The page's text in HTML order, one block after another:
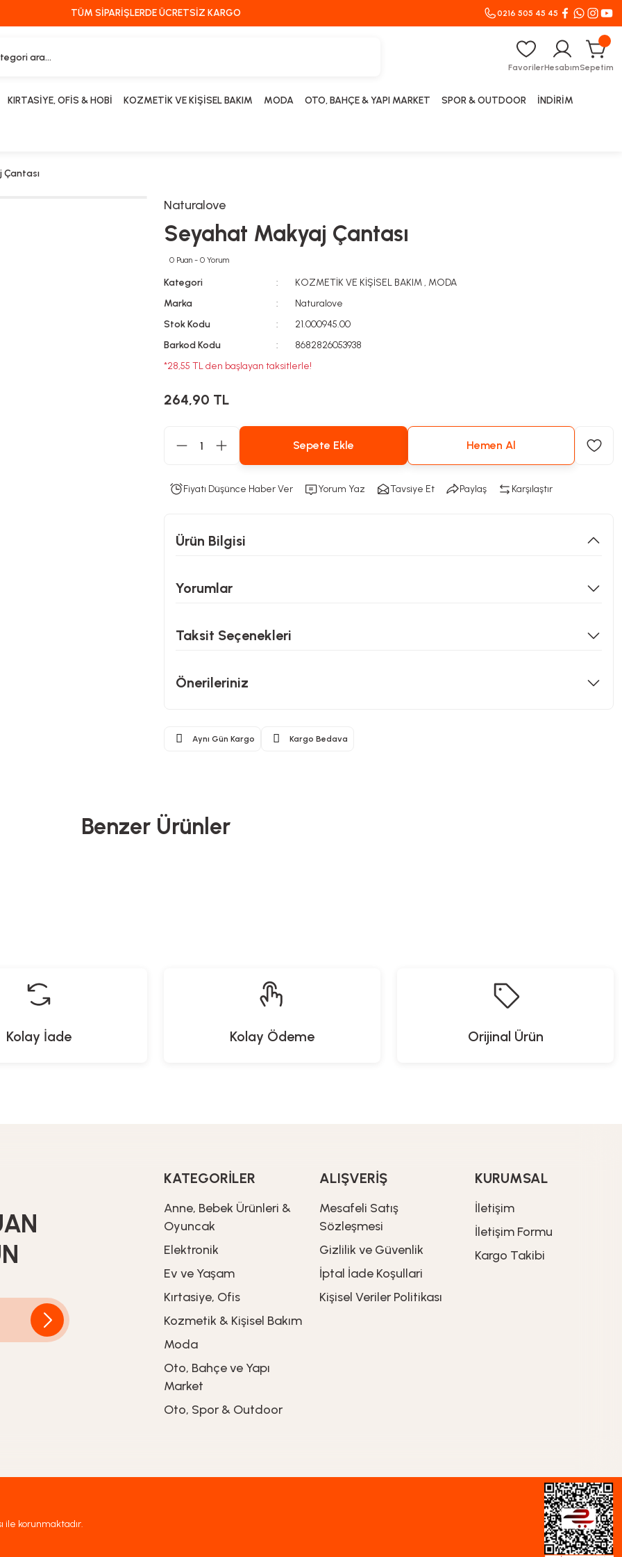
TÜM SİPARİŞLERDE ÜCRETSİZ KARGO 0216 505 45 45
FavorilerHesabımSepetim
KIRTASİYE, OFİS & HOBİ KOZMETİK VE KİŞİSEL BAKIM MODA OTO, BAHÇE & YAPI MARKET SPOR & OUTDOOR İNDİRİM
Çantası
Naturalove
Seyahat Makyaj Çantası
0 Puan - 0 Yorum
Kategori KOZMETİK VE KİŞİSEL BAKIM, MODA
Marka
Naturalove
Stok Kodu
21.000945.00
Barkod Kodu
8682826053938
*28,55 TL den başlayan taksitlerle!
264,90 TL
Sepete Ekle Hemen Al
Fiyatı Düşünce Haber Ver Yorum Yaz Tavsiye Et Paylaş Karşılaştır
Ürün Bilgisi
Yorumlar
Taksit Seçenekleri
Önerileriniz
Aynı Gün Kargo Kargo Bedava
Benzer Ürünler
TL 269,90
Kolay İade Kolay Ödeme Orijinal Ürün
KATEGORİLER
Anne, Bebek Ürünleri &
Oyuncak
Elektronik
Ev ve Yaşam
Kırtasiye, Ofis
Kozmetik & Kişisel Bakım
Moda
Oto, Bahçe ve Yapı
Market
Oto, Spor & Outdoor
ALIŞVERİŞ
Mesafeli Satış
Sözleşmesi
Gizlilik ve Güvenlik
İptal İade Koşullari
Kişisel Veriler Politikası
KURUMSAL
İletişim
İletişim Formu
Kargo Takibi
ile korunmaktadır.